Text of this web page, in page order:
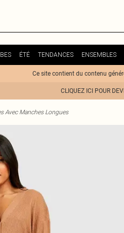
ÉTÉ TENDANCES ENSEMBLES
Ce site contient du contenu
CLIQUEZ ICI POUR
Avec Manches Longues